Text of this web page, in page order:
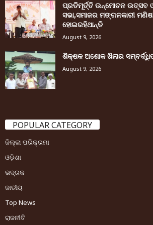
ପ୍ରତିମୂର୍ତ୍ତି ଉନ୍ମୋଚନ ଉତ୍ସବ
ସଭା,ସମାଜର ମଙ୍ଗଳକାରୀ
ହୋଇରହିଥାନ୍ତି
August 9, 2026
ଶିକ୍ଷକ ଅଶୋକ ଖିଲାର
August 9, 2026
POPULAR CATEGORY
ଜିଲ୍ଲା ପରିକ୍ରମା
ଓଡ଼ିଶା
ଭଦ୍ରକ
ଜାତୀୟ
Top News
ରାଜନୀତି